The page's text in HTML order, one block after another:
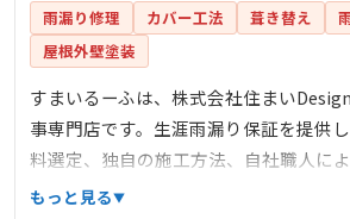
雨漏り修理 カバー工法 葺き替え
屋根外壁塗装
すまいるーふは、株式会社住まい
事専門店です。生涯雨漏り保証を提供
料選定、独自の施工方法、自社職人によ
雨漏りしない住まいの安心を提供してい
もっと見る